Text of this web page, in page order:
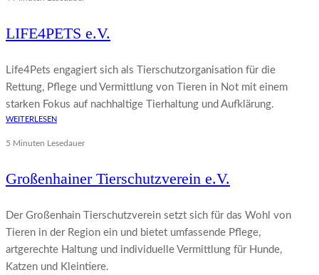
LIFE4PETS e.V.
Life4Pets engagiert sich als Tierschutzorganisation für die
Rettung, Pflege und Vermittlung von Tieren in Not mit einem
starken Fokus auf nachhaltige Tierhaltung und Aufklärung.
WEITERLESEN
5 Minuten Lesedauer
Großenhainer Tierschutzverein e.V.
Der Großenhain Tierschutzverein setzt sich für das Wohl von
Tieren in der Region ein und bietet umfassende Pflege,
artgerechte Haltung und individuelle Vermittlung für Hunde,
Katzen und Kleintiere.